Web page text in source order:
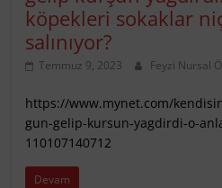
köpekleri sokaklar
salınıyor?
Temmuz 9, 2023 Feyzi Nursal
https://www.mynet.com/
gun-gelip-kursun-yagdirdi-o-
110107140712
Devam